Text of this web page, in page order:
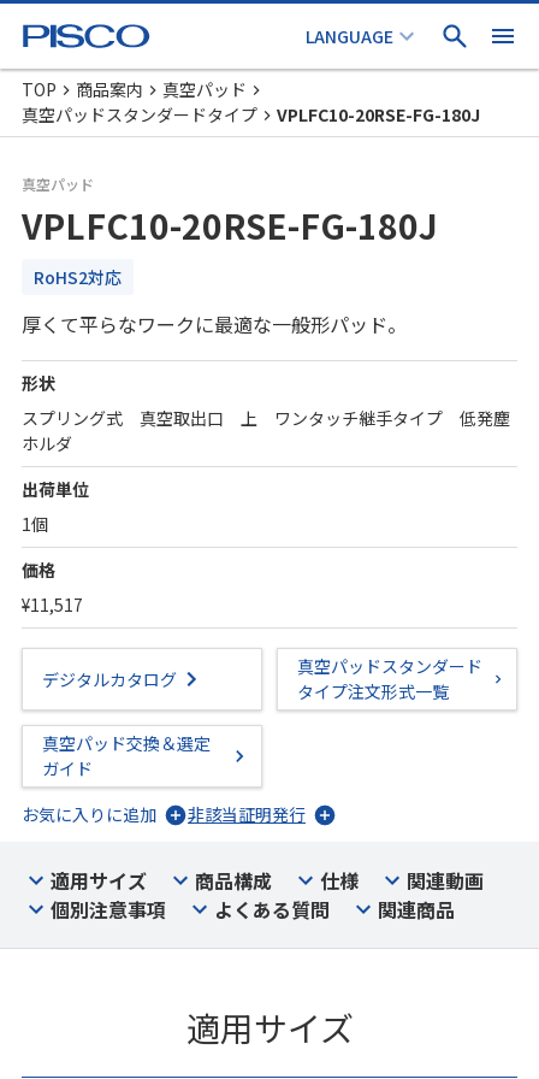
TOP 商品案内
真空パッド
真空パッドスタンダードタイプ
VPLFC10-20RSE-FG-180J
真空パッド
VPLFC10-20RSE-FG-180J
RoHS2対応
厚くて平らなワークに最適な一般形パッド。
形状
スプリング式 真空取出口 上 ワンタッチ継手タイプ 低発塵
ホルダ
出荷単位
1個
価格
¥11,517
デジタルカタログ
真空パッドスタンダード
タイプ注文形式一覧
真空パッド交換＆選定
ガイド
お気に入りに追加
非該当証明発行
適用サイズ 商品構成 仕様
関連動画
個別注意事項
よくある質問 関連商品
適用サイズ